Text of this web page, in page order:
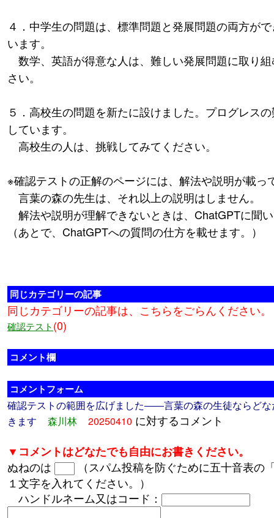
４．中学生の問題は、標準問題と発展問題の両方が
います。
数学、英語が得意な人は、難しい発展問題に取り
さい。
５．高校生の問題を新たに設けました。プログレス
しています。
高校生の人は、挑戦してみてください。
※確認テストの正解のページには、解法や説明が載っ
言葉の森の先生は、それ以上の説明はしません。
解法や説明が理解できないときは、ChatGPTに聞
（あとで、ChatGPTへの質問の仕方を載せます。）
同じカテゴリーの記事
同じカテゴリーの記事は、こちらをごらんください。
確認テスト(0)
コメント欄
コメントフォーム
確認テストの範囲を広げました――言葉の森の生徒ならどな
きます
森川林 20250410 に対するコメント
▼コメントはどなたでも自由にお書きください。
ぬねのは
（スパム投稿を防ぐために五十音表の
１文字を入れてください。）
ハンドルネーム又はコード：